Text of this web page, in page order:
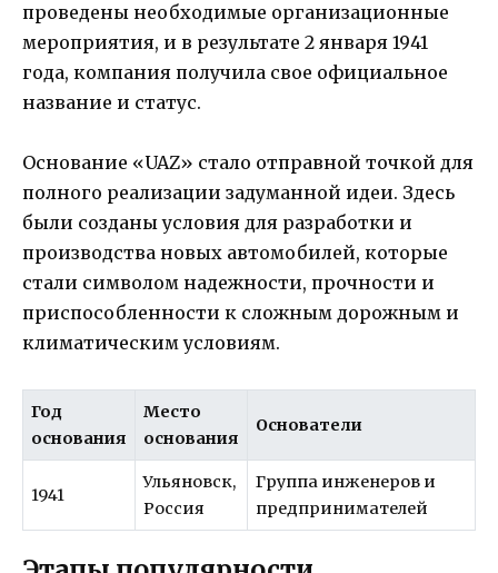
проведены необходимые организационные
мероприятия, и в результате 2 января 1941
года, компания получила свое официальное
название и статус.
Основание «UAZ» стало отправной точкой для
полного реализации задуманной идеи. Здесь
были созданы условия для разработки и
производства новых автомобилей, которые
стали символом надежности, прочности и
приспособленности к сложным дорожным и
климатическим условиям.
Год
основания
Место
основания
Основатели
1941
Ульяновск,
Россия
Группа инженеров и
предпринимателей